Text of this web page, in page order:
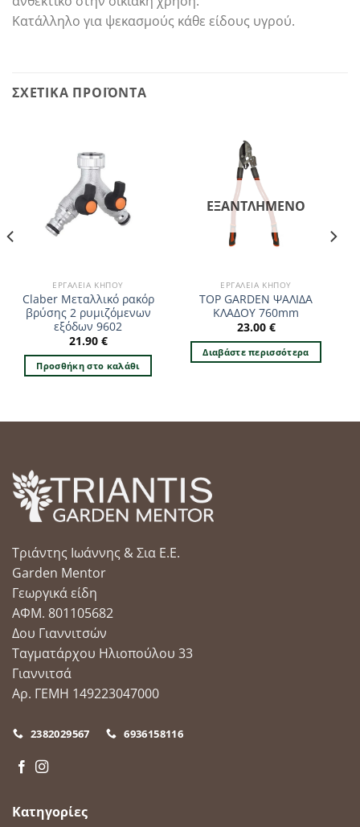
Κατάλληλο για ψεκασμούς κάθε είδους υγρού.
ΣΧΕΤΙΚΆ ΠΡΟΪΌΝΤΑ
ΕΡΓΑΛΕΊΑ ΚΉΠΟΥ
Claber Μεταλλικό ρακόρ
βρύσης 2 ρυμιζόμενων
εξόδων 9602
21.90 €
Προσθήκη στο καλάθι
ΕΞΑΝΤΛΗΜΈΝΟ
ΕΡΓΑΛΕΊΑ ΚΉΠΟΥ
TOP GARDEN ΨΑΛΙΔΑ
ΚΛΑΔΟΥ 760mm
23.00 €
Διαβάστε περισσότερα
Τριάντης Ιωάννης & Σια Ε.Ε.
Garden Mentor
Γεωργικά είδη
ΑΦΜ. 801105682
Δου Γιαννιτσών
Ταγματάρχου Ηλιοπούλου 33
Γιαννιτσά
Αρ. ΓΕΜΗ 149223047000
2382029567 6936158116
Κατηγορίες